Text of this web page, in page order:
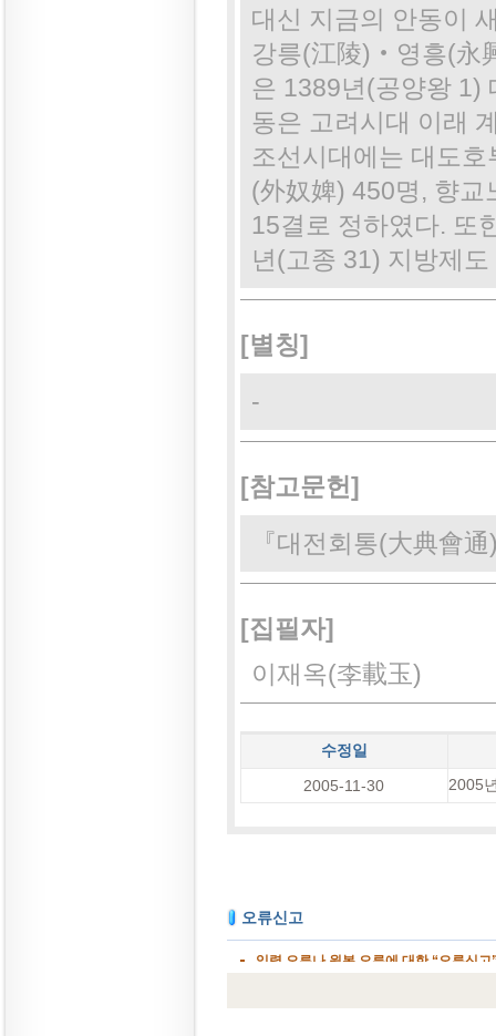
대신 지금의 안동이
강릉(江陵)‧영흥(永
은 1389년(공양왕 1)
동은 고려시대 이래
조선시대에는 대도
(外奴婢) 450명, 향
15결로 정하였다. 또
년(고종 31) 지방제
[별칭]
-
[참고문헌]
『대전회통(大典會
[집필자]
이재옥(李載玉)
수정일
2005-11-30
2005